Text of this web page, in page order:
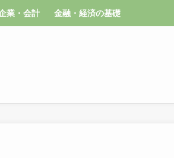
業・会計 金融・経済の基礎